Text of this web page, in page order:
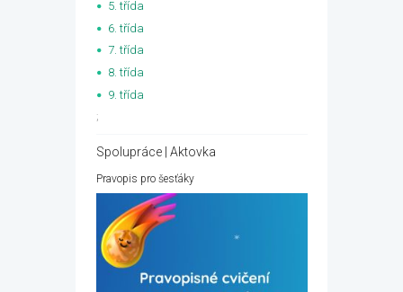
5. třída
6. třída
7. třída
8. třída
9. třída
;
Spolupráce | Aktovka
Pravopis pro šesťáky